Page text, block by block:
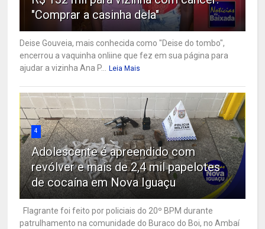
"Comprar a casinha dela"
Deise Gouveia, mais conhecida como "Deise do tombo",
encerrou a vaquinha onliine que fez em sua página para
ajudar a vizinha Ana P... Leia Mais
4
Adolescente é apreendido com
revólver e mais de 2,4 mil papelotes
de cocaína em Nova Iguaçu
Flagrante foi feito por policiais do 20º BPM durante
patrulhamento na comunidade do Buraco do Boi, no Ambaí